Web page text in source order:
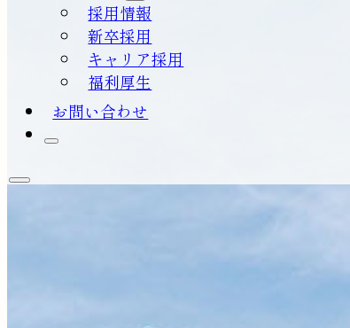
採用情報
新卒採用
キャリア採用
福利厚生
お問い合わせ